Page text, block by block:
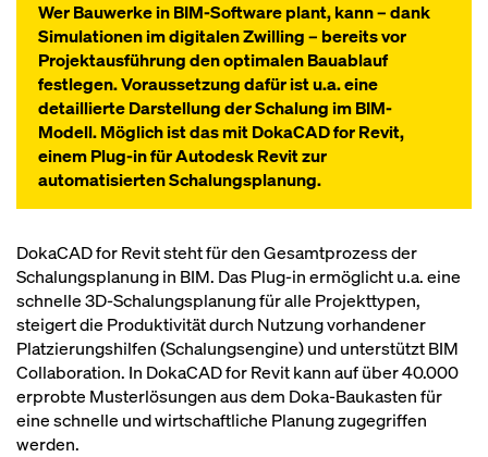
Wer Bauwerke in BIM-Software plant, kann – dank
Simulationen im digitalen Zwilling – bereits vor
Projektausführung den optimalen Bauablauf
festlegen. Voraussetzung dafür ist u.a. eine
detaillierte Darstellung der Schalung im BIM-
Modell. Möglich ist das mit DokaCAD for Revit,
einem Plug-in für Autodesk Revit zur
automatisierten Schalungsplanung.
DokaCAD for Revit steht für den Gesamtprozess der
Schalungsplanung in BIM. Das Plug-in ermöglicht u.a. eine
schnelle 3D-Schalungsplanung für alle Projekttypen,
steigert die Produktivität durch Nutzung vorhandener
Platzierungshilfen (Schalungsengine) und unterstützt BIM
Collaboration. In DokaCAD for Revit kann auf über 40.000
erprobte Musterlösungen aus dem Doka-Baukasten für
eine schnelle und wirtschaftliche Planung zugegriffen
werden.